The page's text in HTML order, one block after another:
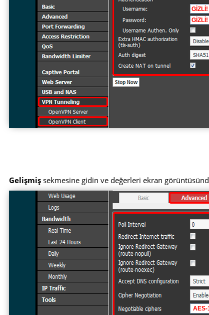
Gelişmiş sekmesine gidin ve değerleri ekran